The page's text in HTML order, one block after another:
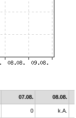
07.08. 08.08.
0 k.A.